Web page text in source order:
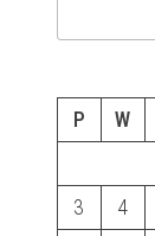
P
W
3
4